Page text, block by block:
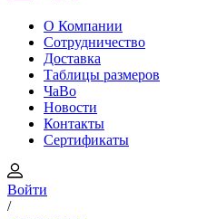
О Компании
Сотрудничество
Доставка
Таблицы размеров
ЧаВо
Новости
Контакты
Сертификаты
Войти
/